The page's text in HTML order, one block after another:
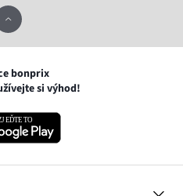
bonprix
si výhod!